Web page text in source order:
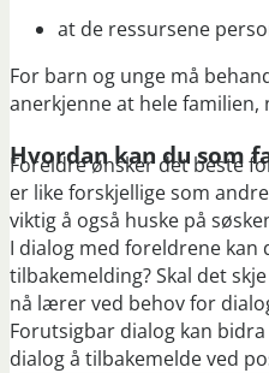
at de ressursene
For barn og unge må
anerkjenne at hele
Hvordan kan du som
Foreldre ønsker det beste
er like forskjellige som
viktig å også huske på
I dialog med foreldrene
tilbakemelding? Skal det
nå lærer ved behov for
Forutsigbar dialog kan
dialog å tilbakemelde ved